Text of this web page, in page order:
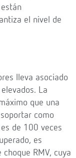
están
el nivel de
lleva asociado
La
que una
como
de 100 veces
es
RMV, cuya